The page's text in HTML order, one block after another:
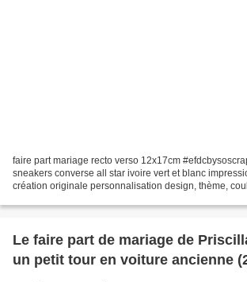
faire part mariage recto verso 12x17cm
sneakers converse all star ivoire vert et blanc
création originale personnalisation design, thème,
Le faire part de mariage de
un petit tour en voiture ancienne